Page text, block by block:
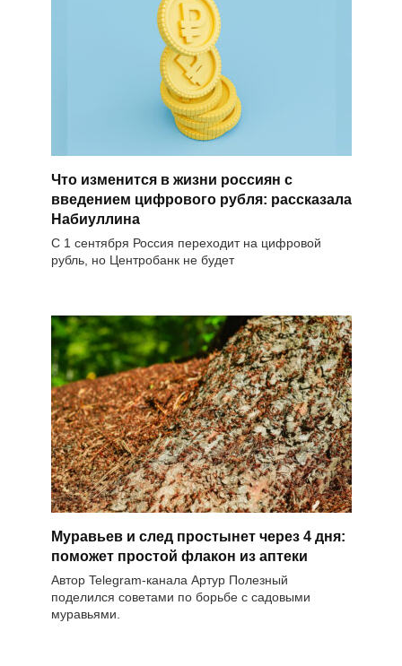
Что изменится в жизни россиян с
введением цифрового рубля: рассказала
Набиуллина
С 1 сентября Россия переходит на цифровой
рубль, но Центробанк не будет
Муравьев и след простынет через 4 дня:
поможет простой флакон из аптеки
Автор Telegram-канала Артур Полезный
поделился советами по борьбе с садовыми
муравьями.